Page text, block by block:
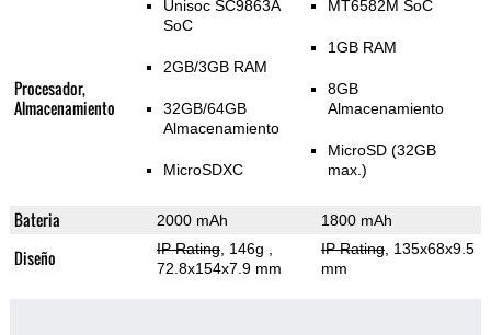
Procesador,
Almacenamiento
Unisoc SC9863A
SoC
2GB/3GB RAM
32GB/64GB
Almacenamiento
MicroSDXC
MT6582M SoC
1GB RAM
8GB
Almacenamiento
MicroSD (32GB
max.)
Bateria 2000 mAh 1800 mAh
Diseño IP Rating, 146g
72.8x154x7.9 mm
IP Rating, 135x68x9.5
mm